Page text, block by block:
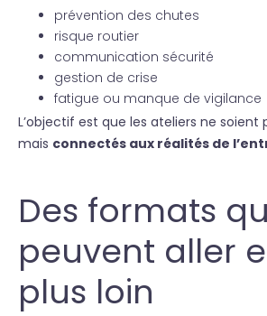
prévention des chutes
risque routier
communication sécurité
gestion de crise
fatigue ou manque de vigilance
L’objectif est que les ateliers ne soient
mais connectés aux réalités de
Des formats
peuvent aller
plus loin